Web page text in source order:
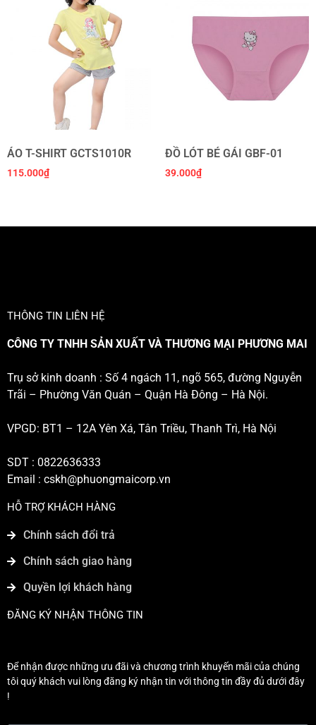
ÁO T-SHIRT GCTS1010R
115.000₫
ĐỒ LÓT BÉ GÁI GBF-01
39.000₫
THÔNG TIN LIÊN HỆ
CÔNG TY TNHH SẢN XUẤT VÀ THƯƠNG MẠI PHƯƠNG MAI
Trụ sở kinh doanh : Số 4 ngách 11, ngõ 565, đường Nguyễn
Trãi – Phường Văn Quán – Quận Hà Đông – Hà Nội.
VPGD: BT1 – 12A Yên Xá, Tân Triều, Thanh Trì, Hà Nội
SDT : 0822636333
Email : cskh@phuongmaicorp.vn
HỖ TRỢ KHÁCH HÀNG
Chính sách đổi trả
Chính sách giao hàng
Quyền lợi khách hàng
ĐĂNG KÝ NHẬN THÔNG TIN
Để nhận được những ưu đãi và chương trình khuyến mãi của chúng
tôi quý khách vui lòng đăng ký nhận tin với thông tin đầy đủ dưới đây
!